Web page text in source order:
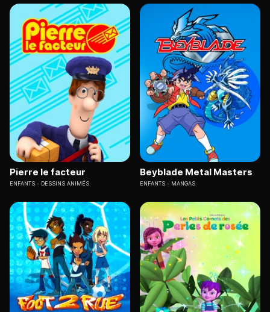
Pierre le facteur
ENFANTS DESSINS ANIMÉS
Beyblade Metal Masters
ENFANTS MANGAS